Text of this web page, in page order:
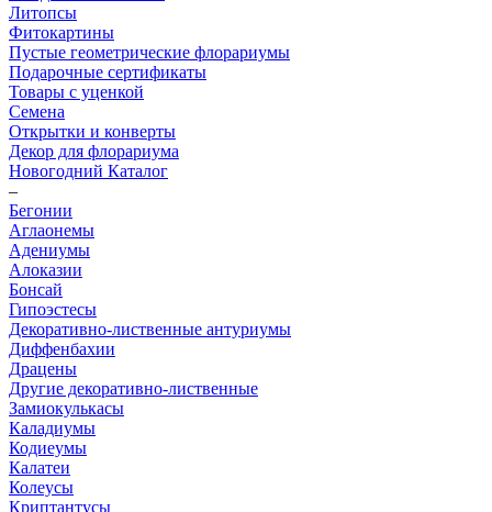
Литопсы
Фитокартины
Пустые геометрические флорариумы
Подарочные сертификаты
Товары с уценкой
Семена
Открытки и конверты
Декор для флорариума
Новогодний Каталог
–
Бегонии
Аглаонемы
Адениумы
Алоказии
Бонсай
Гипоэстесы
Декоративно-лиственные антуриумы
Диффенбахии
Драцены
Другие декоративно-лиственные
Замиокулькасы
Каладиумы
Кодиеумы
Калатеи
Колеусы
Криптантусы